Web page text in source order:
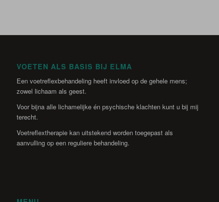
VOETEN ALS BASIS BIJ ELMA
Een voetreflexbehandeling heeft invloed op de gehele mens;
zowel lichaam als geest.
Voor bijna alle lichamelijke én psychische klachten kunt u bij mij
terecht.
Voetreflextherapie kan uitstekend worden toegepast als
aanvulling op een reguliere behandeling.